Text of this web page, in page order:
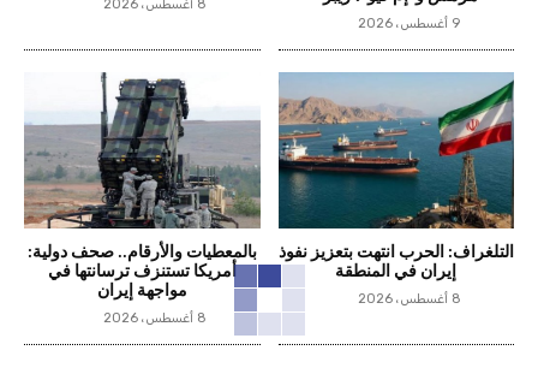
9 أغسطس، 2026
8 أغسطس، 2026
التلغراف: الحرب انتهت بتعزيز نفوذ
إيران في المنطقة
8 أغسطس، 2026
بالمعطيات والأرقام.. صحف دولية:
أمريكا تستنزف ترسانتها في
مواجهة إيران
8 أغسطس، 2026